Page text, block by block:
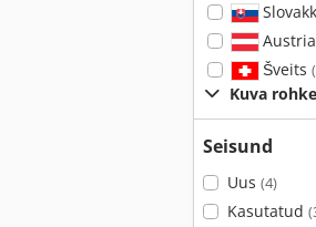
Austria
Šveits
Kuva
Seisund
Uus (4)
Kasutatud